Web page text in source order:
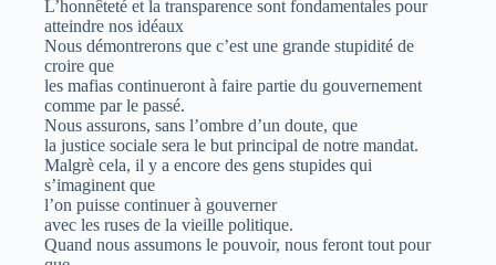
L’honnêteté et la transparence sont fondamentales pour
atteindre nos idéaux
Nous démontrerons que c’est une grande stupidité de
croire que
les mafias continueront à faire partie du gouvernement
comme par le passé.
Nous assurons, sans l’ombre d’un doute, que
la justice sociale sera le but principal de notre mandat.
Malgrè cela, il y a encore des gens stupides qui
s’imaginent que
l’on puisse continuer à gouverner
avec les ruses de la vieille politique.
Quand nous assumons le pouvoir, nous feront tout pour